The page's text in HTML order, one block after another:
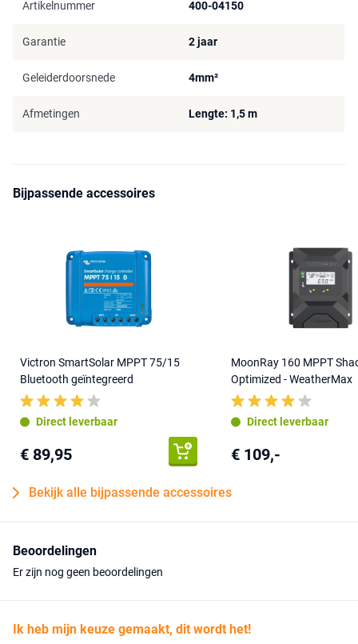
Artikelnummer 400-04150
Garantie 2 jaar
Geleiderdoorsnede 4mm²
Afmetingen Lengte: 1,5 m
Bijpassende accessoires
Victron SmartSolar MPPT 75/15
Bluetooth geïntegreerd
Direct leverbaar
€ 89,95
MoonRay 160 MPPT
Optimized - WeatherMax
Direct leverbaar
€ 109,-
Bekijk alle bijpassende accessoires
Beoordelingen
Er zijn nog geen beoordelingen
Ik heb mijn keuze gemaakt, dit wordt het!